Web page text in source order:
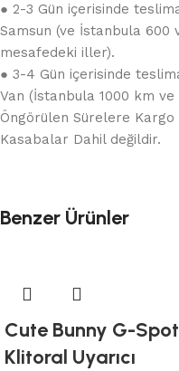
● 2-3 Gün içerisinde
Samsun (ve İstanbula 600
mesafedeki iller).
● 3-4 Gün içerisinde
Van (İstanbula 1000 km ve
Öngörülen Sürelere
Kasabalar Dahil değildir.
Benzer Ürünler
Cute Bunny G-Spot
Klitoral Uyarıcı